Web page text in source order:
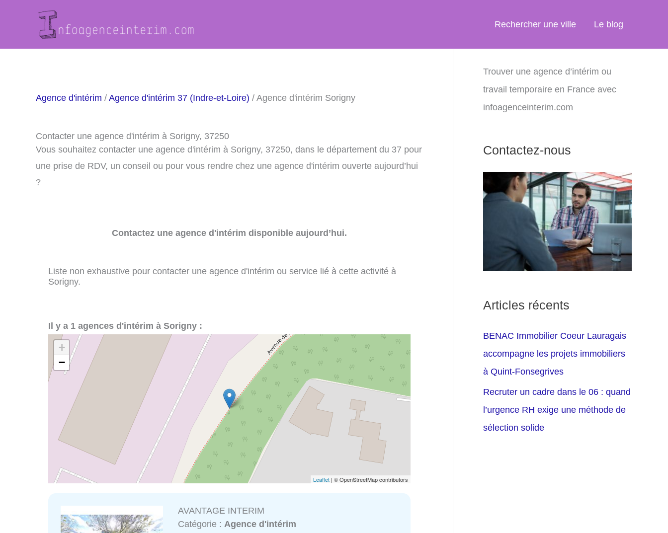
Rechercher une ville Le blog
Agence d'intérim / Agence d'intérim 37 (Indre-et-Loire) / Agence d'intérim Sorigny
Contacter une agence d'intérim à Sorigny, 37250
Vous souhaitez contacter une agence d'intérim à Sorigny, 37250, dans le département du 37 pour
une prise de RDV, un conseil ou pour vous rendre chez une agence d'intérim ouverte aujourd’hui
?
Contactez une agence d'intérim disponible aujourd’hui.
Liste non exhaustive pour contacter une agence d'intérim ou service lié à cette activité à
Sorigny.
Il y a 1 agences d'intérim à Sorigny :
+
−
Leaflet | © OpenStreetMap contributors
AVANTAGE INTERIM
Catégorie : Agence d'intérim
Trouver une agence d’intérim ou
travail temporaire en France avec
infoagenceinterim.com
Contactez-nous
Articles récents
BENAC Immobilier Coeur Lauragais
accompagne les projets immobiliers
à Quint-Fonsegrives
Recruter un cadre dans le 06 : quand
l’urgence RH exige une méthode de
sélection solide